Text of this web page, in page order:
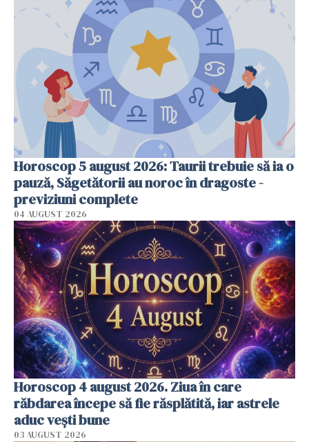
Horoscop 5 august 2026: Taurii trebuie să ia o
pauză, Săgetătorii au noroc în dragoste -
previziuni complete
04 AUGUST 2026
Horoscop 4 august 2026. Ziua în care
răbdarea începe să fie răsplătită, iar astrele
aduc vești bune
03 AUGUST 2026